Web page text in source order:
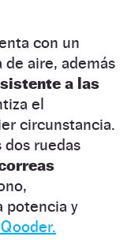
con un
aire, además
a las
el
circunstancia.
dos ruedas
potencia y